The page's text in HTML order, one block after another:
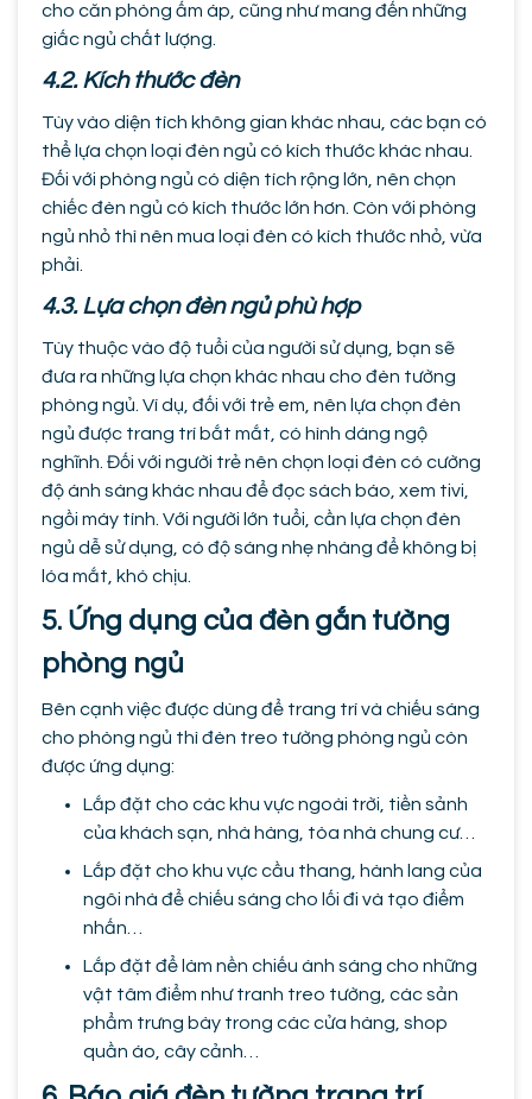
cho căn phòng ấm áp, cũng như mang đến những
giấc ngủ chất lượng.
4.2. Kích thước đèn
Tùy vào diện tích không gian khác nhau, các bạn có
thể lựa chọn loại đèn ngủ có kích thước khác nhau.
Đối với phòng ngủ có diện tích rộng lớn, nên chọn
chiếc đèn ngủ có kích thước lớn hơn. Còn với phòng
ngủ nhỏ thì nên mua loại đèn có kích thước nhỏ, vừa
phải.
4.3. Lựa chọn đèn ngủ phù hợp
Tùy thuộc vào độ tuổi của người sử dụng, bạn sẽ
đưa ra những lựa chọn khác nhau cho đèn tường
phòng ngủ. Ví dụ, đối với trẻ em, nên lựa chọn đèn
ngủ được trang trí bắt mắt, có hình dáng ngộ
nghĩnh. Đối với người trẻ nên chọn loại đèn có cường
độ ánh sáng khác nhau để đọc sách báo, xem tivi,
ngồi máy tính. Với người lớn tuổi, cần lựa chọn đèn
ngủ dễ sử dụng, có độ sáng nhẹ nhàng để không bị
lóa mắt, khó chịu.
5. Ứng dụng của đèn gắn tường
phòng ngủ
Bên cạnh việc được dùng để trang trí và chiếu sáng
cho phòng ngủ thì đèn treo tường phòng ngủ còn
được ứng dụng:
Lắp đặt cho các khu vực ngoài trời, tiền sảnh
của khách sạn, nhà hàng, tòa nhà chung cư…
Lắp đặt cho khu vực cầu thang, hành lang của
ngôi nhà để chiếu sáng cho lối đi và tạo điểm
nhấn…
Lắp đặt để làm nền chiếu ánh sáng cho những
vật tâm điểm như tranh treo tường, các sản
phẩm trưng bày trong các cửa hàng, shop
quần áo, cây cảnh…